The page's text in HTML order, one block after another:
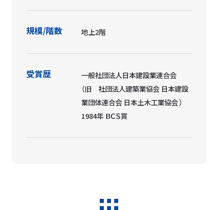
規模/階数 地上2階
受賞歴
一般社団法人日本建設業連合会
（旧 社団法人建築業協会 日本建設
業団体連合会 日本土木工業協会 ）
1984年 ＢＣＳ賞